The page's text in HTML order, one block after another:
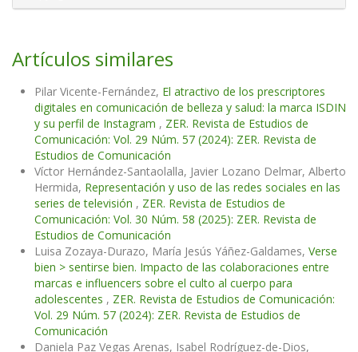
Artículos similares
Pilar Vicente-Fernández, El atractivo de los prescriptores
digitales en comunicación de belleza y salud: la marca ISDIN
y su perfil de Instagram , ZER. Revista de Estudios de
Comunicación: Vol. 29 Núm. 57 (2024): ZER. Revista de
Estudios de Comunicación
Víctor Hernández-Santaolalla, Javier Lozano Delmar, Alberto
Hermida, Representación y uso de las redes sociales en las
series de televisión , ZER. Revista de Estudios de
Comunicación: Vol. 30 Núm. 58 (2025): ZER. Revista de
Estudios de Comunicación
Luisa Zozaya-Durazo, María Jesús Yáñez-Galdames, Verse
bien > sentirse bien. Impacto de las colaboraciones entre
marcas e influencers sobre el culto al cuerpo para
adolescentes , ZER. Revista de Estudios de Comunicación:
Vol. 29 Núm. 57 (2024): ZER. Revista de Estudios de
Comunicación
Daniela Paz Vegas Arenas, Isabel Rodríguez-de-Dios,